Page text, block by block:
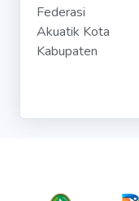
Federasi
Akuatik Kota
Kabupaten